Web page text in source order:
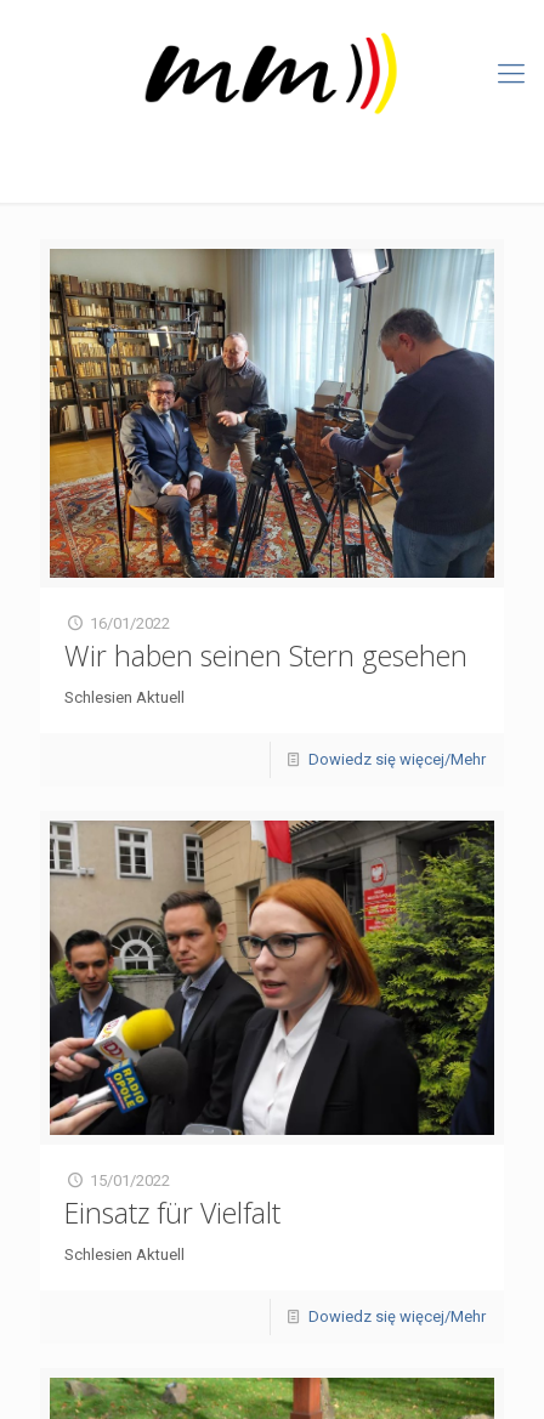
16/01/2022
Wir haben seinen Stern gesehen
Schlesien Aktuell
Dowiedz się więcej/Mehr
15/01/2022
Einsatz für Vielfalt
Schlesien Aktuell
Dowiedz się więcej/Mehr